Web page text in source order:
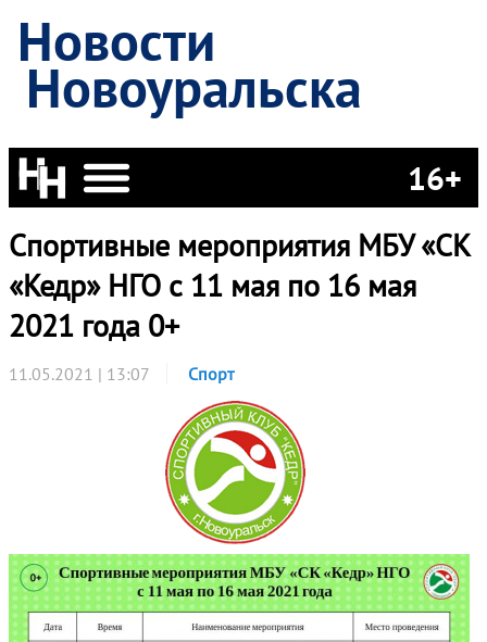
Новости
Новоуральска
16+
Спортивные мероприятия МБУ «СК
«Кедр» НГО с 11 мая по 16 мая
2021 года 0+
11.05.2021 | 13:07 Спорт